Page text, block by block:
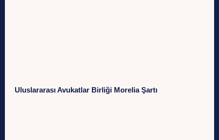
Uluslararası Avukatlar Birliği Morelia Şartı